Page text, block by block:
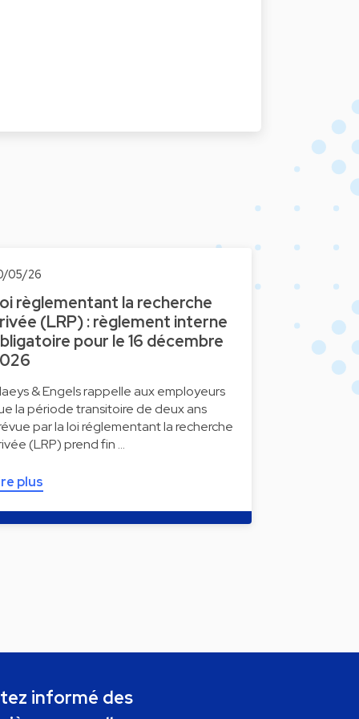
05/26
règlementant la recherche
(LRP) : règlement interne
pour le 16 décembre
& Engels rappelle aux employeurs
la période transitoire de deux ans
par la loi réglementant la recherche
(LRP) prend fin …
plus
informé des